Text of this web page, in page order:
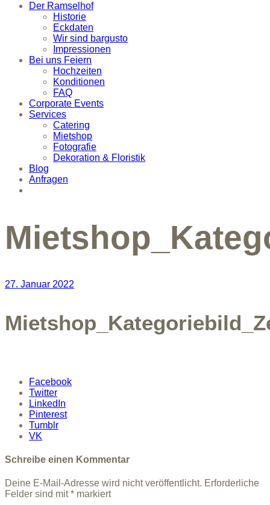
Der Ramselhof
Historie
Eckdaten
Wir sind bargusto
Impressionen
Bei uns Feiern
Hochzeiten
Konditionen
FAQ
Corporate Events
Services
Catering
Mietshop
Fotografie
Dekoration & Floristik
Blog
Anfragen
27. Januar 2022
Facebook
Twitter
LinkedIn
Pinterest
Tumblr
VK
Schreibe einen Kommentar
Deine E-Mail-Adresse wird nicht veröffentlicht. Erforderliche
Felder sind mit* markiert